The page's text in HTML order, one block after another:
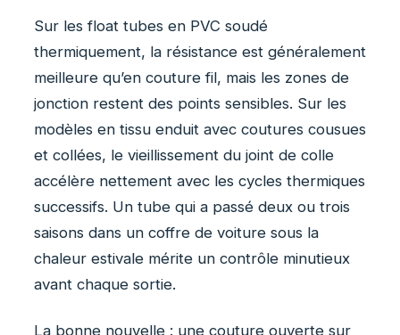
Sur les float tubes en PVC soudé
thermiquement, la résistance est généralement
meilleure qu’en couture fil, mais les zones de
jonction restent des points sensibles. Sur les
modèles en tissu enduit avec coutures cousues
et collées, le vieillissement du joint de colle
accélère nettement avec les cycles thermiques
successifs. Un tube qui a passé deux ou trois
saisons dans un coffre de voiture sous la
chaleur estivale mérite un contrôle minutieux
avant chaque sortie.
La bonne nouvelle : une couture ouverte sur